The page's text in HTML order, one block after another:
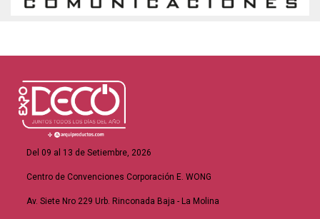
Del 09 al 13 de Setiembre, 2026
Centro de Convenciones Corporación E. WONG
Av. Siete Nro 229 Urb. Rinconada Baja - La Molina